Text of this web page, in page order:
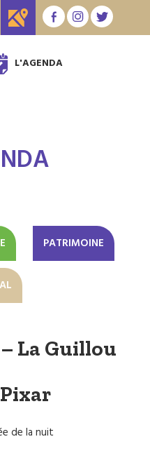
L'AGENDA
PATRIMOINE
La Guillou
de la nuit